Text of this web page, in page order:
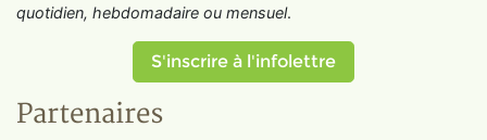
quotidien, hebdomadaire ou mensuel.
S'inscrire à l'infolettre
Partenaires